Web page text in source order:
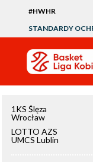
#HWHR
STANDARDY
1KS Ślęza
Wrocław
LOTTO AZS
UMCS Lublin